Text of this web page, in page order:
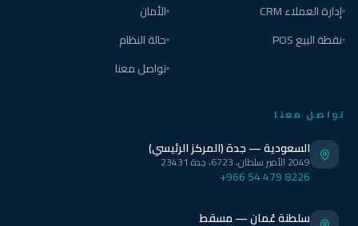
إدارة العملاء CRM
نقطة البيع POS
الأمان
حالة النظام
تواصل معنا
تواصل معنا
السعودية — جدة (المركز الرئيسي)
2049 الأمير سلطان، 6723، جدة 23431
+966 54 479 8226
سلطنة عُمان — مسقط